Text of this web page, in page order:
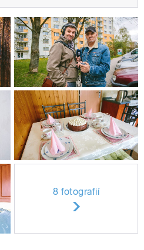
8 fotografií